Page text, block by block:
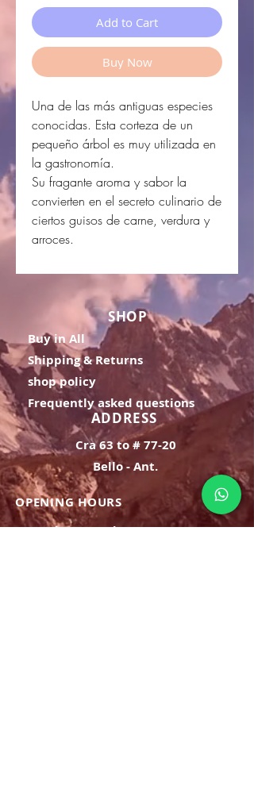
Add to Cart
Buy Now
Una de las más antiguas especies
conocidas. Esta corteza de un
pequeño árbol es muy utilizada en
la gastronomía.
Su fragante aroma y sabor la
convierten en el secreto culinario de
ciertos guisos de carne, verdura y
arroces.
SHOP
Buy in All
Shipping & Returns
shop policy
Frequently asked questions
ADDRESS
Cra 63 to # 77-20
Bello - Ant.
OPENING HOURS
Monday Saturday:
8am to 9pm